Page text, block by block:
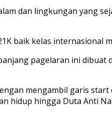
dan lingkungan yang
baik kelas internasional
pagelaran ini
mengambil garis
hidup hingga Duta Anti